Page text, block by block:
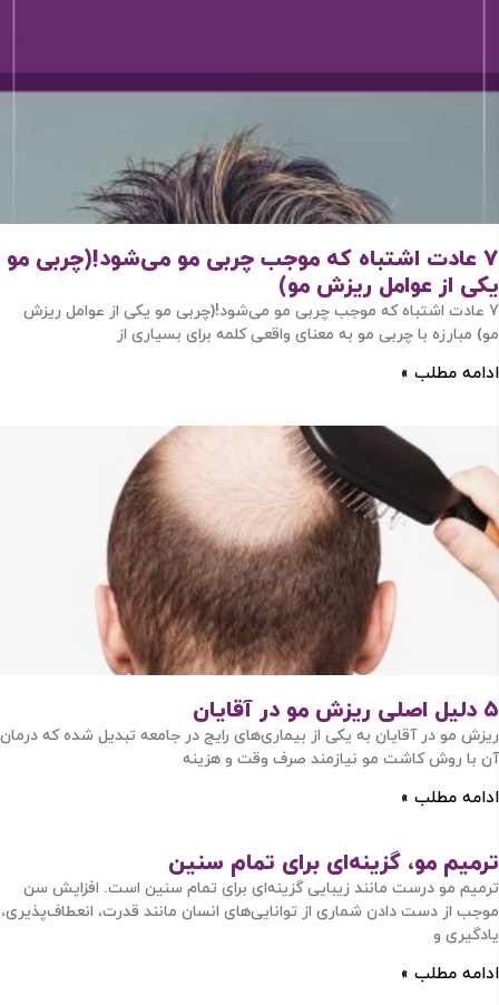
7 عادت اشتباه که موجب چربی مو می‌شود!(چربی مو
یکی از عوامل ریزش مو)
7 عادت اشتباه که موجب چربی مو می‌شود!(چربی مو یکی از عوامل ریزش
مو) مبارزه با چربی مو به معنای واقعی کلمه برای بسیاری از
ادامه مطلب »
۵ دلیل اصلی ریزش مو در آقایان
ریزش مو در آقایان به یکی از بیماری‌های رایج در جامعه تبدیل شده که درمان
آن با روش کاشت مو نیازمند صرف وقت و هزینه
ادامه مطلب »
ترمیم مو، گزینه‌ای برای تمام سنین
ترمیم مو درست مانند زیبایی گزینه‌ای برای تمام سنین است. افزایش سن
موجب از دست دادن شماری از توانایی‌های انسان مانند قدرت، انعطاف‌پذیری،
یادگیری و
ادامه مطلب »
مرا به خاطر بسپار
ادامه دهید
آیا هنوز عضو نشده اید؟
محافظت شده توسط